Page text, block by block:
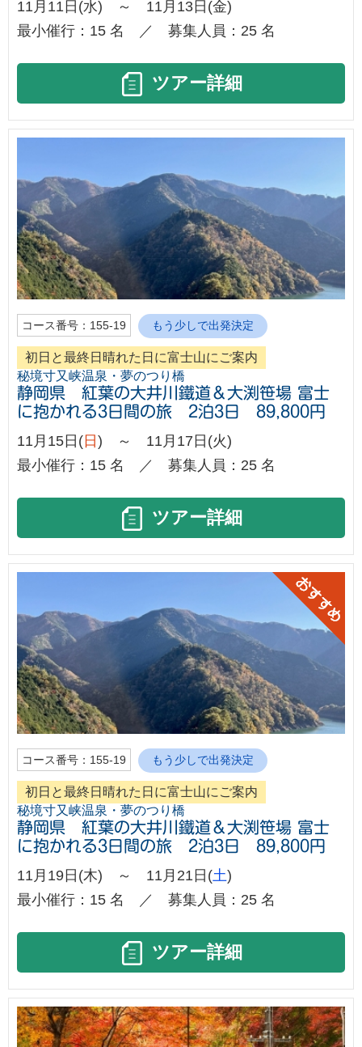
11月11日(水) ～ 11月13日(金)
最小催行：15 名 ／ 募集人員：25 名
ツアー詳細
コース番号：155-19 もう少しで出発決定
初日と最終日晴れた日に富士山にご案内
秘境寸又峡温泉・夢のつり橋
静岡県 紅葉の大井川鐵道＆大渕笹場 富士
に抱かれる3日間の旅 2泊3日 89,800円
11月15日( 日 ) ～ 11月17日(火)
最小催行：15 名 ／ 募集人員：25 名
ツアー詳細
コース番号：155-19 もう少しで出発決定
初日と最終日晴れた日に富士山にご案内
秘境寸又峡温泉・夢のつり橋
静岡県 紅葉の大井川鐵道＆大渕笹場 富士
に抱かれる3日間の旅 2泊3日 89,800円
11月19日(木) ～ 11月21日(土)
最小催行：15 名 ／ 募集人員：25 名
ツアー詳細